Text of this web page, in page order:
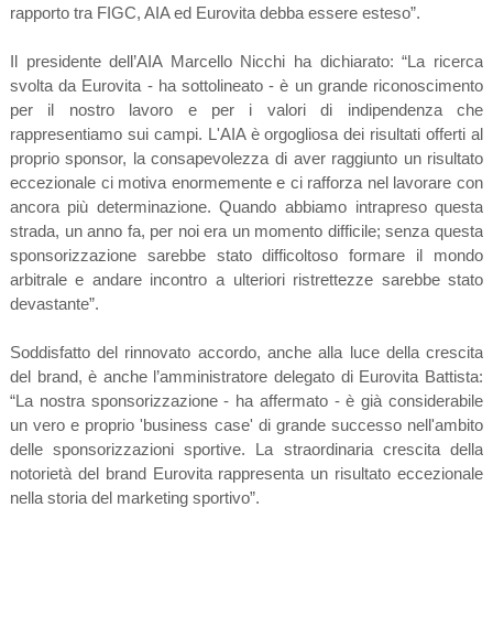
rapporto tra FIGC, AIA ed Eurovita debba essere esteso”.
Il presidente dell’AIA Marcello Nicchi ha dichiarato: “La ricerca
svolta da Eurovita - ha sottolineato - è un grande riconoscimento
per il nostro lavoro e per i valori di indipendenza che
rappresentiamo sui campi. L'AIA è orgogliosa dei risultati offerti al
proprio sponsor, la consapevolezza di aver raggiunto un risultato
eccezionale ci motiva enormemente e ci rafforza nel lavorare con
ancora più determinazione. Quando abbiamo intrapreso questa
strada, un anno fa, per noi era un momento difficile; senza questa
sponsorizzazione sarebbe stato difficoltoso formare il mondo
arbitrale e andare incontro a ulteriori ristrettezze sarebbe stato
devastante”.
Soddisfatto del rinnovato accordo, anche alla luce della crescita
del brand, è anche l’amministratore delegato di Eurovita Battista:
“La nostra sponsorizzazione - ha affermato - è già considerabile
un vero e proprio 'business case' di grande successo nell'ambito
delle sponsorizzazioni sportive. La straordinaria crescita della
notorietà del brand Eurovita rappresenta un risultato eccezionale
nella storia del marketing sportivo”.